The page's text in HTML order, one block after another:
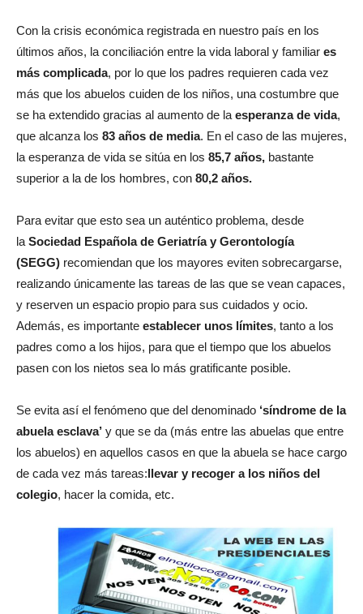
Con la crisis económica registrada en nuestro país en los
últimos años, la conciliación entre la vida laboral y familiar es
más complicada, por lo que los padres requieren cada vez
más que los abuelos cuiden de los niños, una costumbre que
se ha extendido gracias al aumento de la esperanza de vida,
que alcanza los 83 años de media. En el caso de las mujeres,
la esperanza de vida se sitúa en los 85,7 años, bastante
superior a la de los hombres, con 80,2 años.
Para evitar que esto sea un auténtico problema, desde
la Sociedad Española de Geriatría y Gerontología
(SEGG) recomiendan que los mayores eviten sobrecargarse,
realizando únicamente las tareas de las que se vean capaces,
y reserven un espacio propio para sus cuidados y ocio.
Además, es importante establecer unos límites, tanto a los
padres como a los hijos, para que el tiempo que los abuelos
pasen con los nietos sea lo más gratificante posible.
Se evita así el fenómeno que del denominado ‘síndrome de la
abuela esclava’ y que se da (más entre las abuelas que entre
los abuelos) en aquellos casos en que la abuela se hace cargo
de cada vez más tareas:llevar y recoger a los niños del
colegio, hacer la comida, etc.